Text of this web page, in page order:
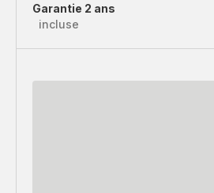
Garantie 2 ans
incluse